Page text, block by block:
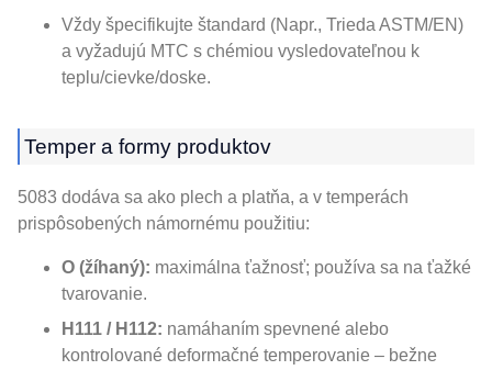
Vždy špecifikujte štandard (Napr., Trieda ASTM/EN)
a vyžadujú MTC s chémiou vysledovateľnou k
teplu/cievke/doske.
Temper a formy produktov
5083 dodáva sa ako plech a platňa, a v temperách
prispôsobených námornému použitiu:
O (žíhaný): maximálna ťažnosť; používa sa na ťažké
tvarovanie.
H111 / H112: namáhaním spevnené alebo
kontrolované deformačné temperovanie – bežne